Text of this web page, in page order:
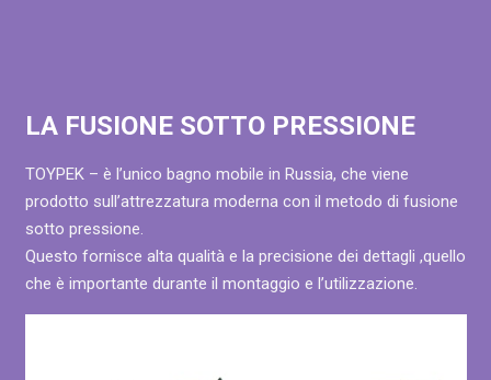
LA FUSIONE SOTTO PRESSIONE
TOYPEK – è l’unico bagno mobile in Russia, che viene
prodotto sull’attrezzatura moderna con il metodo di fusione
sotto pressione.
Questo fornisce alta qualità e la precisione dei dettagli ,quello
che è importante durante il montaggio e l’utilizzazione.